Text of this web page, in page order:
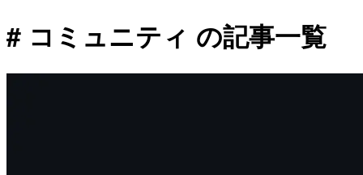
# コミュニティ の記事一覧